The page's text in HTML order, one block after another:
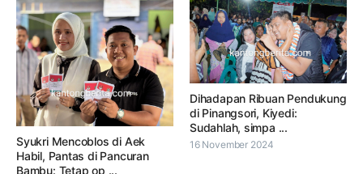
Syukri Mencoblos di Aek
Habil, Pantas di Pancuran
Bambu: Tetap op ...
Dihadapan Ribuan Pendukung
di Pinangsori, Kiyedi:
Sudahlah, simpa ...
16 November 2024